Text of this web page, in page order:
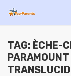
TAG: ÈCHE-